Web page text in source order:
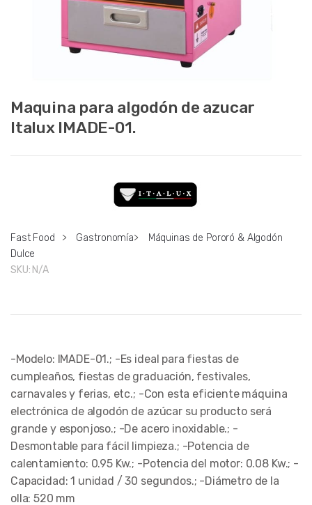
Maquina para algodón de azucar
Italux IMADE-01.
Fast Food > Gastronomía>
Máquinas de Pororó & Algodón
Dulce
SKU: N/A
-Modelo: IMADE-01.; -Es ideal para fiestas de
cumpleaños, fiestas de graduación, festivales,
carnavales y ferias, etc.; -Con esta eficiente máquina
electrónica de algodón de azúcar su producto será
grande y esponjoso.; -De acero inoxidable.; -
Desmontable para fácil limpieza.; -Potencia de
calentamiento: 0.95 Kw.; -Potencia del motor: 0.08 Kw.; -
Capacidad: 1 unidad / 30 segundos.; -Diámetro de la
olla: 520 mm